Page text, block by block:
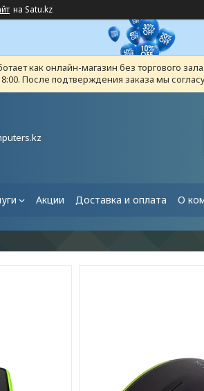
на Satu.kz
как онлайн-магазин без торгового
После подтверждения заказа мы
Акции Доставка и оплата О